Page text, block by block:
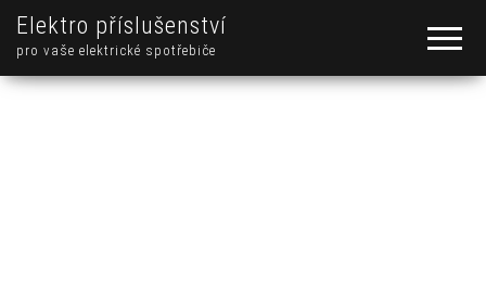
Elektro příslušenství
pro vaše elektrické spotřebiče